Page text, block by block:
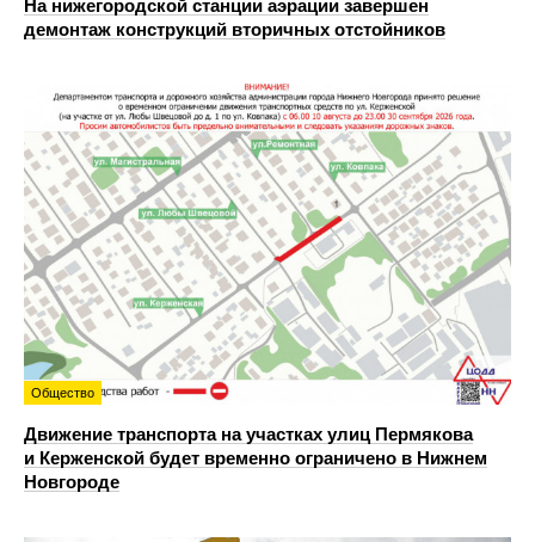
На нижегородской станции аэрации завершен
демонтаж конструкций вторичных отстойников
Общество
Движение транспорта на участках улиц Пермякова
и Керженской будет временно ограничено в Нижнем
Новгороде